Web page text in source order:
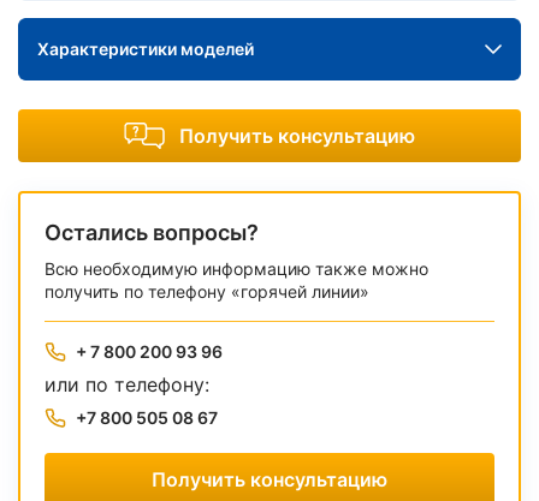
Характеристики моделей
Получить консультацию
Остались вопросы?
Всю необходимую информацию также можно
получить по телефону «горячей линии»
+ 7 800 200 93 96
или по телефону:
+7 800 505 08 67
Получить консультацию